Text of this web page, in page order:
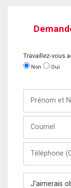
Travaillez-vous
Non Oui
Nom
(Optionnel)
Message